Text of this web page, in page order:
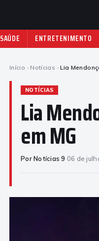
SAÚDE ENTRETENIMENTO
Início › Notícias › Lia
NOTÍCIAS
Lia
em MG
Por Notícias 9·06 de